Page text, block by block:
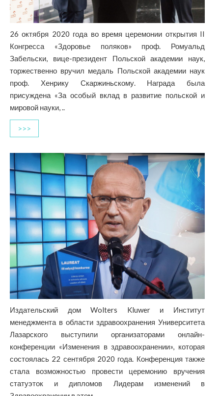
26 октября 2020 года во время церемонии открытия II
Конгресса «Здоровье поляков» проф. Ромуальд
Забельски, вице-президент Польской академии наук,
торжественно вручил медаль Польской академии наук
проф. Хенрику Скаржиньскому. Награда была
присуждена «За особый вклад в развитие польской и
мировой науки, ..
>>>
Издательский дом Wolters Kluwer и Институт
менеджмента в области здравоохранения Университета
Лазарского выступили организаторами онлайн-
конференции «Изменения в здравоохранении», которая
состоялась 22 сентября 2020 года. Конференция также
стала возможностью провести церемонию вручения
статуэток и дипломов Лидерам изменений в